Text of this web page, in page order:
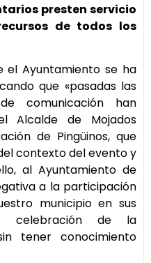
presten servicio
de todos los
el Ayuntamiento se ha
que «pasadas las
comunicación han
Alcalde de Mojados
de Pingüinos, que
contexto del evento y
al Ayuntamiento de
a la participación
municipio en sus
celebración de la
tener conocimiento